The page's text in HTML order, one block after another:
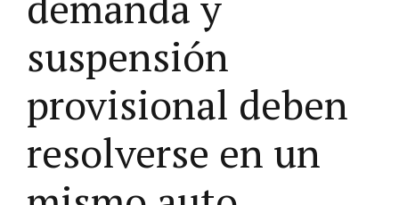
suspensión
provisional deben
resolverse en un